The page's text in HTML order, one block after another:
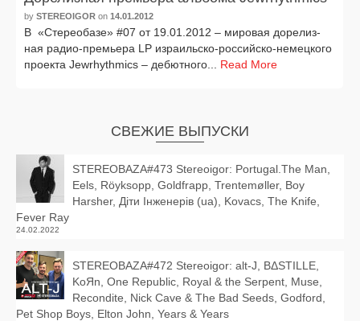
by STEREOIGOR on 14.01.2012
В «Стереобазе» #07 от 19.01.2012 – миро­вая доре­лиз­
ная радио-премьера LP израильско-российско-немецкого
про­ек­та Jewrhythmics – дебют­но­го... Read More
СВЕЖИЕ ВЫПУСКИ
STEREOBAZA#473 Stereoigor: Portugal.The Man,
Eels, Röyksopp, Goldfrapp, Trentemøller, Boy
Harsher, Діти Інженерів (ua), Kovacs, The Knife,
Fever Ray
24.02.2022
STEREOBAZA#472 Stereoigor: alt‑J, BΔSTILLE,
KoЯn, One Republic, Royal & the Serpent, Muse,
Recondite, Nick Cave & The Bad Seeds, Godford,
Pet Shop Boys, Elton John, Years & Years